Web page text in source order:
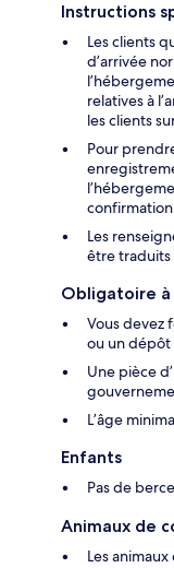
Instructions
Les clients
d’arrivée
relatives à
les clients
Pour
Les
être traduits
Obligatoire à
Vous devez
ou un dépôt
Une pièce
L’âge
Enfants
Pas de
Animaux de
Les